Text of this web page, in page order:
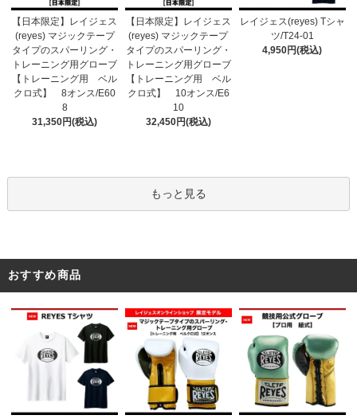
【日本限定】レイジェス
(reyes) マジックテープ
タイプのスパーリング・
トレーニング用グローブ
【トレーニング用 ベル
クロ式】 8オンス/E60
8
31,350円(税込)
【日本限定】レイジェス
(reyes) マジックテープ
タイプのスパーリング・
トレーニング用グローブ
【トレーニング用 ベル
クロ式】 10オンス/E6
10
32,450円(税込)
レイジェス(reyes) Tシャ
ツ/T24-01
4,950円(税込)
もっと見る
おすすめ商品